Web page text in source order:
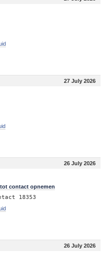
27 July 2026
26 July 2026
contact opnemen
18353
26 July 2026